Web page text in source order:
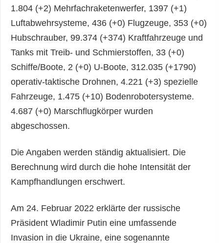
1.804 (+2) Mehrfachraketenwerfer, 1397 (+1)
Luftabwehrsysteme, 436 (+0) Flugzeuge, 353 (+0)
Hubschrauber, 99.374 (+374) Kraftfahrzeuge und
Tanks mit Treib- und Schmierstoffen, 33 (+0)
Schiffe/Boote, 2 (+0) U-Boote, 312.035 (+1790)
operativ-taktische Drohnen, 4.221 (+3) spezielle
Fahrzeuge, 1.475 (+10) Bodenrobotersysteme.
4.687 (+0) Marschflugkörper wurden
abgeschossen.
Die Angaben werden ständig aktualisiert. Die
Berechnung wird durch die hohe Intensität der
Kampfhandlungen erschwert.
Am 24. Februar 2022 erklärte der russische
Präsident Wladimir Putin eine umfassende
Invasion in die Ukraine, eine sogenannte